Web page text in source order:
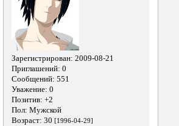
Зарегистрирован: 2009-08-21
Приглашений: 0
Сообщений: 551
Уважение: 0
Позитив: +2
Пол: Мужской
Возраст: 30 [1996-04-29]